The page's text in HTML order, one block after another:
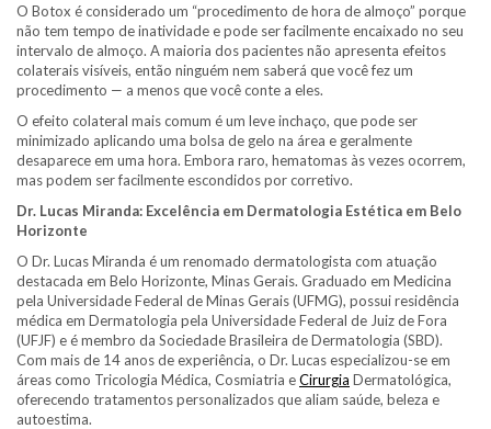
O Botox é considerado um “procedimento de hora de almoço” porque
não tem tempo de inatividade e pode ser facilmente encaixado no seu
intervalo de almoço. A maioria dos pacientes não apresenta efeitos
colaterais visíveis, então ninguém nem saberá que você fez um
procedimento — a menos que você conte a eles.
O efeito colateral mais comum é um leve inchaço, que pode ser
minimizado aplicando uma bolsa de gelo na área e geralmente
desaparece em uma hora. Embora raro, hematomas às vezes ocorrem,
mas podem ser facilmente escondidos por corretivo.
Dr. Lucas Miranda: Excelência em Dermatologia Estética em Belo
Horizonte
O Dr. Lucas Miranda é um renomado dermatologista com atuação
destacada em Belo Horizonte, Minas Gerais. Graduado em Medicina
pela Universidade Federal de Minas Gerais (UFMG), possui residência
médica em Dermatologia pela Universidade Federal de Juiz de Fora
(UFJF) e é membro da Sociedade Brasileira de Dermatologia (SBD).
Com mais de 14 anos de experiência, o Dr. Lucas especializou-se em
áreas como Tricologia Médica, Cosmiatria eCirurgia Dermatológica,
oferecendo tratamentos personalizados que aliam saúde, beleza e
autoestima.